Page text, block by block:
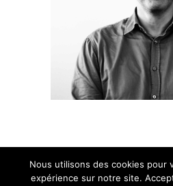
©Copyright. GAIA MINI SYSTEMES |
Nous utilisons des cookies pour
expérience sur notre site.